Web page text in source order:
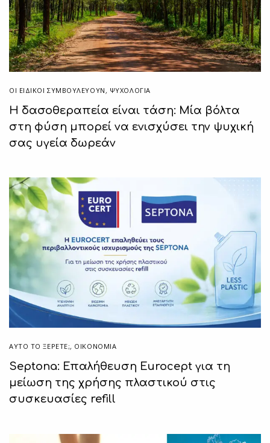
ΟΙ ΕΙΔΙΚΟΊ ΣΥΜΒΟΥΛΕΎΟΥΝ , ΨΥΧΟΛΟΓΙΑ
Η δασοθεραπεία είναι τάση: Μία βόλτα
στη φύση μπορεί να ενισχύσει την ψυχική
σας υγεία δωρεάν
ΑΥΤΌ ΤΟ ΞΈΡΕΤΕ;, ΟΙΚΟΝΟΜΙΑ
Septona: Επαλήθευση Eurocept για τη
μείωση της χρήσης πλαστικού στις
συσκευασίες refill